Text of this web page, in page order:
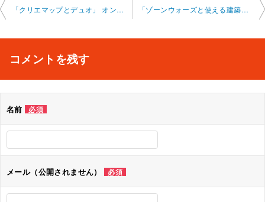
投
ビ
シ
「クリエマップとデュオ」 オンラインレッスン 2024-9-14-no0011- 0023 「ゾーンウォーズと使える建築」 オンラインレッスン 2024 -9-16-no0011
コメントを残す
名前 必須
メール（公開されません） 必須